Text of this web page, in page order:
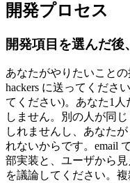
開発プロセス
開発項目を選んだ
あなたがやりたいこと
hackers に送ってくださ
てください)。あなた1
しません。別の人が同
しれませんし、あなた
れないからです。email
部実装と、ユーザから
を議論してください。